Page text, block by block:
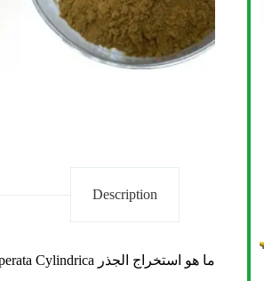
Description
ما هو استخراج الجذر Imperata Cylindrica؟